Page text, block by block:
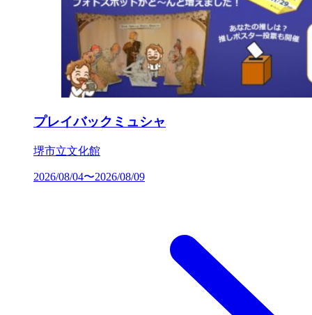
プレイバックミュシャ
堺市立文化館
2026/08/04〜2026/08/09